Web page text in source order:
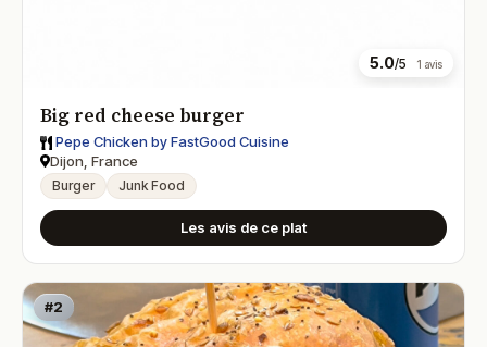
5.0/5 1 avis
Big red cheese burger
Pepe Chicken by FastGood Cuisine
Dijon, France
Burger Junk Food
Les avis de ce plat
#2